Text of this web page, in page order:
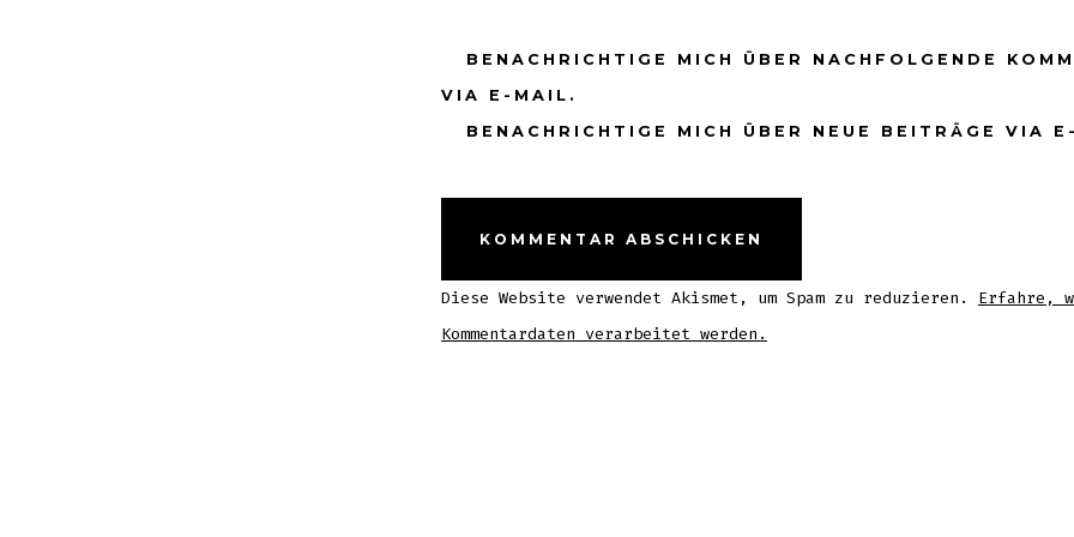
BENACHRICHTIGE MICH ÜBER NACHFOLGENDE
VIA E-MAIL.
BENACHRICHTIGE MICH ÜBER NEUE BEITRÄGE VIA
Diese Website verwendet Akismet, um Spam zu reduzieren. Erfahre,
Kommentardaten verarbeitet werden.